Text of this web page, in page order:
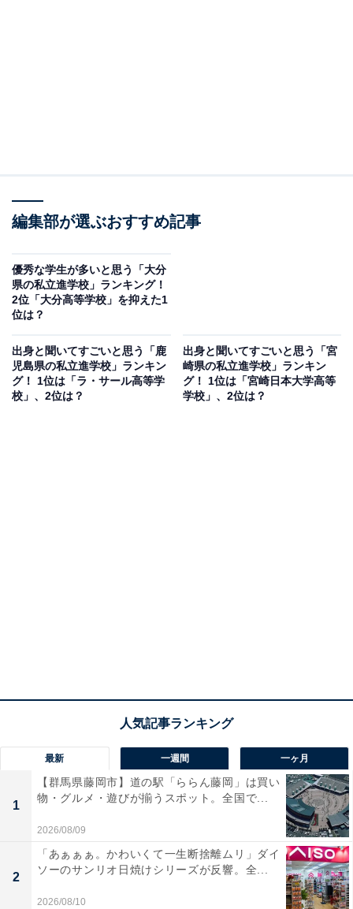
編集部が選ぶおすすめ記事
優秀な学生が多いと思う「大分
県の私立進学校」ランキング！
2位「大分高等学校」を抑えた1
位は？
出身と聞いてすごいと思う「鹿
児島県の私立進学校」ランキン
グ！ 1位は「ラ・サール高等学
校」、2位は？
出身と聞いてすごいと思う「宮
崎県の私立進学校」ランキン
グ！ 1位は「宮崎日本大学高等
学校」、2位は？
最新 一週間 一ヶ月
1
【群馬県藤岡市】道の駅「ららん藤岡」は買い
物・グルメ・遊びが揃うスポット。全国で...
2026/08/09
2
「あぁぁぁ。かわいくて一生断捨離ムリ」ダイ
ソーのサンリオ日焼けシリーズが反響。全...
2026/08/10